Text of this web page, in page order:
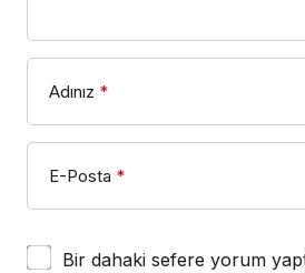
Adınız *
E-Posta *
Bir dahaki sefere yorum